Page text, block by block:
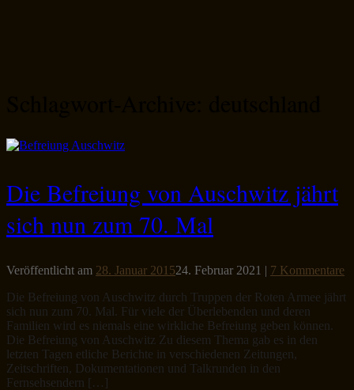
Die Befreiung von Auschwitz jährt
sich nun zum 70. Mal
Veröffentlicht am 28. Januar 201524. Februar 2021 | 7 Kommentare
Die Befreiung von Auschwitz durch Truppen der Roten Armee jährt
sich nun zum 70. Mal. Für viele der Überlebenden und deren
Familien wird es niemals eine wirkliche Befreiung geben können.
Die Befreiung von Auschwitz Zu diesem Thema gab es in den
letzten Tagen etliche Berichte in verschiedenen Zeitungen,
Zeitschriften, Dokumentationen und Talkrunden in den
Fernsehsendern […]